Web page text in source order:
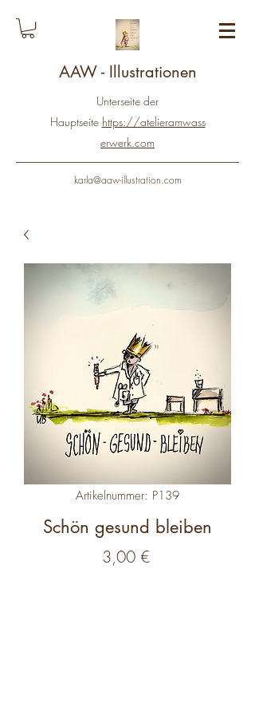
AAW - Illustrationen
Unterseite der
Hauptseite https://atelieramwass
erwerk.com
karla@aaw-illustration.com
Artikelnummer: P139
Schön gesund bleiben
3,00 €Preis